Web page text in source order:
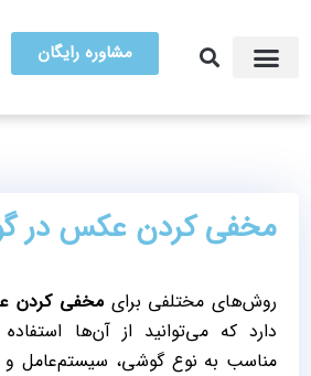
مشاوره رایگان
مخفی کردن عکس در
روش‌های مختلفی برایمخفی کردن
دارد که می‌توانید از آن‌ها
مناسب به نوع گوشی، سیستم‌عامل و